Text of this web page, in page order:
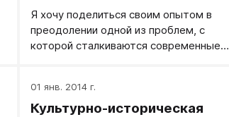
реагированию
Я хочу поделиться своим опытом в
преодолении одной из проблем, с
которой сталкиваются современные
чувствительны.
01 янв. 2014 г.
Культурно-историческая